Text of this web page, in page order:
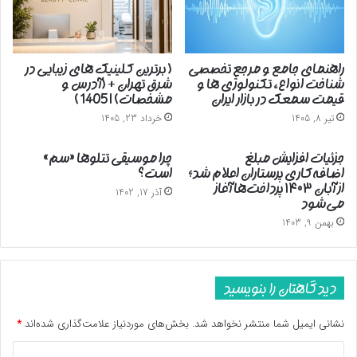
گرفته‌ایم.
کمپین تبلیغاتی گسترده برای خدمتی که آماده نیست
این در حالی است که تاکسی اینترنتی تپسی حدودا از ابتدای شهریور
ماه با کمپین بزرگ تبلیغاتی که در فضای مجازی و ارسال پیامک به
سرویس مدارس برای مشتریان خود را دارد.
در تبلیغات تپسی آمده بود که متقاضیان می‌بایست برای استفاده از
آدرس مبدا و مقصد و ساعت حضور و خروج از منزل را به صورت دقیق
در اپلیکیشن موبایلی تپسی یا در سایت اینترنتی شرکت به آدرس
مبلغ نهایی مابقی مبلغ را به حساب این شرکت بابت اختصاص راننده
واریز کنند.
راهنمای جامع و مرجع تخصصی
شناخت انواع، تکنولوژی ها و
قیمت سمعک در بازار ایران
تیر 8, 1405
( برترین کلینیک های زیبایی در
شرق تهران + (آدرس و
مشخصات) | 1405 )
خرداد 23, 1405
جزئیات افزایش مبلغ
اضافه‌کاری پرستاران اعلام شد؛
از آبان ۱۴۰۳ پرداخت‌ها آغاز
می‌شود
بهمن 9, 1403
چرا موسیقی تتلوها «سم»
است؟
آذر 17, 1402
دیدگاهتان را بنویسید
نشانی ایمیل شما منتشر نخواهد شد. بخش‌های موردنیاز علامت‌گذاری شده‌اند *